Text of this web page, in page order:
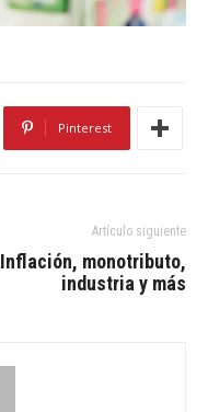
Pinterest
Artículo siguiente
Inflación, monotributo,
industria y más